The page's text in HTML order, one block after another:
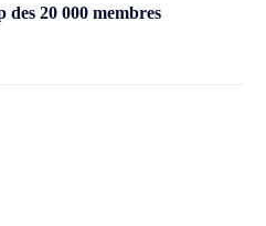
20 000 membres